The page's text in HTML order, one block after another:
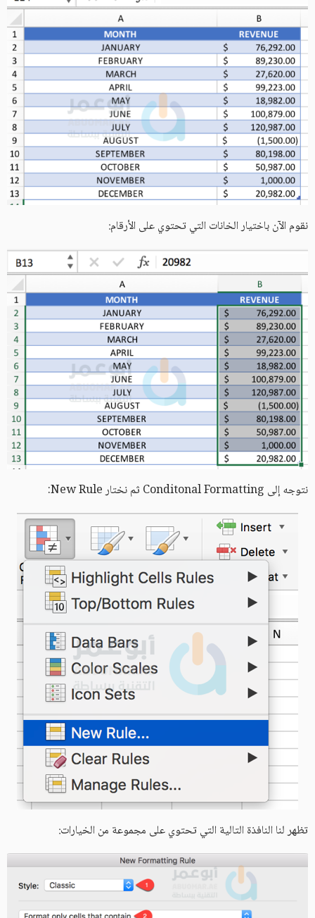
نقوم الآن باختيار الخانات التي تحتوي على الأرقام:
نتوجه إلى Conditonal Formatting ثم نختار New Rule:
تظهر لنا النافذة التالية التي تحتوي على مجموعة من الخيارات: